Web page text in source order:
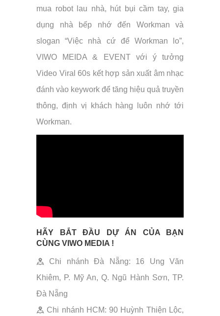
mua robot lau nhà, hút bụi cầm tay, gia
dụng nhà bếp nhớ đến Workman và
slogan “Việc nhà cứ để Workman lo”,
VIWO MEIDA & EVENT với ý tưởng
Video Viral 60s kết hợp sản xuất âm nhạc
đánh vào keywork để tăng hiệu quả truyền
thông, định vị khách hàng luôn nhớ tới
Workman.
HÃY BẮT ĐẦU DỰ ÁN CỦA BẠN
CÙNG VIWO MEDIA !
Chi nhánh Đà Nẵng: 16 Ung Văn
Khiêm, P. Mỹ An, Q. Ngũ Hành Sơn, TP.
Đà Nẵng
Chi nhánh HCM: 90 Huỳnh Thiện Lộc,